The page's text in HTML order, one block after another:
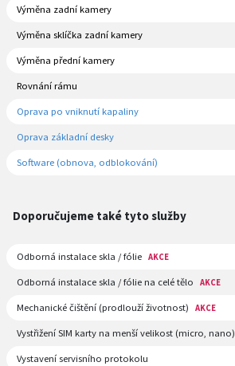
Výměna zadní kamery
Výměna sklíčka zadní kamery
Výměna přední kamery
Rovnání rámu
Oprava po vniknutí kapaliny
Oprava základní desky
Software (obnova, odblokování)
Doporučujeme také tyto služby
Odborná instalace skla / fólie AKCE
Odborná instalace skla / fólie na celé tělo AKCE
Mechanické čištění (prodlouží životnost) AKCE
Vystřižení SIM karty na menší velikost (micro, nano)
Vystavení servisního protokolu